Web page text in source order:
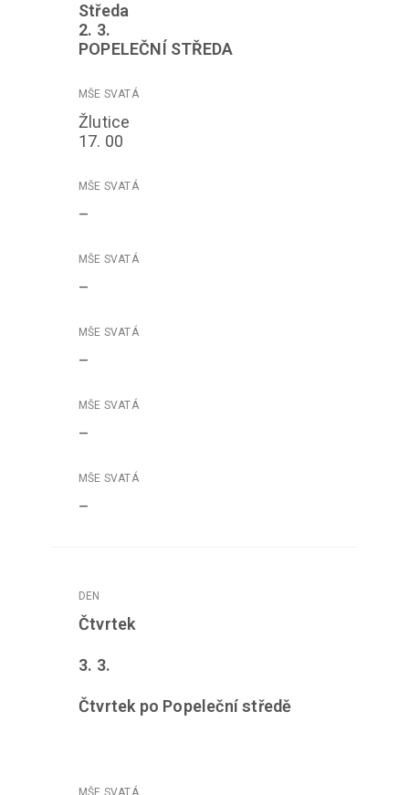
Středa
2. 3.
POPELEČNÍ STŘEDA
Žlutice
17. 00
–
–
–
–
–
Čtvrtek
3. 3.
Čtvrtek po Popeleční středě